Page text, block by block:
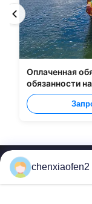
Оплаченная
обязанности
грузящ все
chenxiaofen2